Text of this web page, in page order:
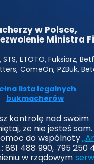
w Polsce,
Ministra
ETOTO, Fuksiarz,
ComeOn, PZBuk,
lista legalnych
bukmacherów
kontrolę nad swoim
że nie jesteś sam.
do wspólnoty
881 488 990, 795 250
w rządowym